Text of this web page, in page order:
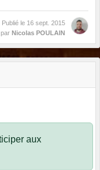
Publié le 16 sept. 2015
par Nicolas POULAIN
aux